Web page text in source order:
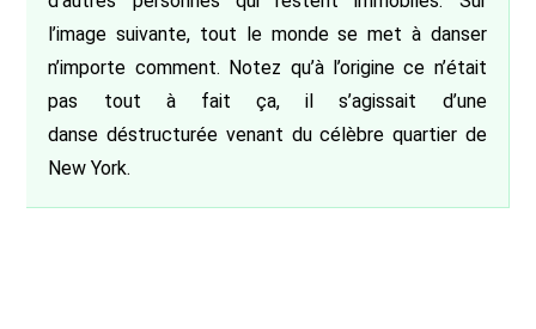
l’image suivante, tout le monde se met à danser
n’importe comment. Notez qu’à l’origine ce n’était
pas tout à fait ça, il s’agissait d’une
danse déstructurée venant du célèbre quartier de
New York.